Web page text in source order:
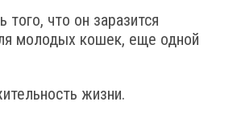
что он заразится
молодых кошек, еще одной
жизни.